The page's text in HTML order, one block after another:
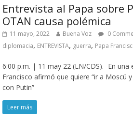
Entrevista al Papa sobre
OTAN causa polémica
11 mayo, 2022 Buena Voz
0
diplomacia, ENTREVISTA, guerra, Papa
6:00 p.m. | 11 may 22 (LN/CDS).- En una
Francisco afirmó que quiere “ir a Moscú
con Putin”
Leer más